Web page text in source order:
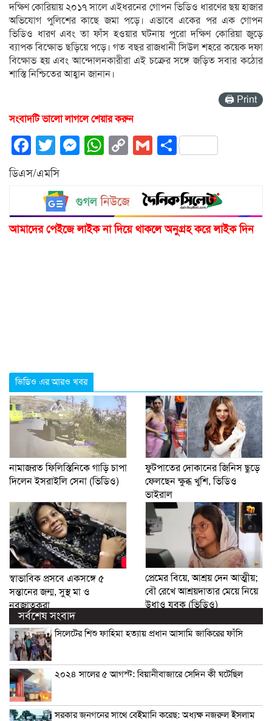
দক্ষিণ কোরিয়ায় ২০১৭ সালে এইধরনের গোপন ভিডিও ধারণের ছয় হাজার
অভিযোগ পুলিশের কাছে জমা পড়ে। এভাবে একের পর এক গোপন
ভিডিও ধারণ এবং তা ফাঁস হওয়ার ঘটনায় পুরো দক্ষিণ কোরিয়া জুড়ে
ব্যাপক বিক্ষোভ ছড়িয়ে পড়ে। গত বছর রাজধানী সিউল শহরে কয়েক দফা
বিক্ষোভ হয় এবং আন্দোলনকারীরা এই চক্রের সঙ্গে জড়িত সবার কঠোর
শাস্তি নিশ্চিতের আহ্বান জানান।
🖨 Print
সংবাদটি ভালো লাগলে শেয়ার করুন
Facebook
Twitter
Messenger
WhatsApp
CopyGmailShare
ডিএস/এমসি
আমাদের পেইজে লাইক না দিয়ে থাকলে অনুগ্রহ করে লাইক দিন
ভিডিও এর আরও খবর
নামাজরত ফিলিস্তিনিকে গাড়ি চাপা
দিলেন ইসরাইলি সেনা (ভিডিও)
ফুটপাতের দোকানের জিনিস ছুড়ে
ফেলছেন ক্ষুব্ধ খুশি, ভিডিও
ভাইরাল
স্বাভাবিক প্রসবে একসঙ্গে ৫
সন্তানের জন্ম, সুস্থ মা ও
নবজাতকরা
প্রেমের বিয়ে, আশ্রয় দেন আত্মীয়;
বৌ রেখে আশ্রয়দাতার মেয়ে নিয়ে
উধাও যুবক (ভিডিও)
সর্বশেষ সংবাদ
সিলেটের শিশু ফাহিমা হত্যায় প্রধান আসামি জাকিরের ফাঁসি
২০২৪ সালের ৫ আগস্ট: বিয়ানীবাজারে সেদিন কী ঘটেছিল
সরকার জনগনের সাথে বেইমানি করেছ: অধ্যক্ষ নজরুল ইসলাম